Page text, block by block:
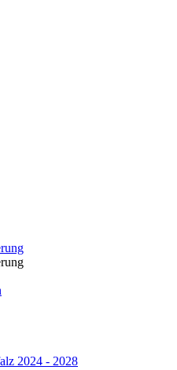
2024 - 2028